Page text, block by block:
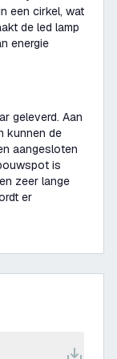
een cirkel, wat
de led lamp
energie
geleverd. Aan
kunnen de
aangesloten
is
zeer lange
er